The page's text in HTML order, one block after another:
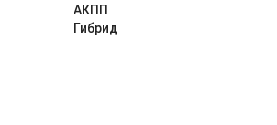
АКПП
Гибрид